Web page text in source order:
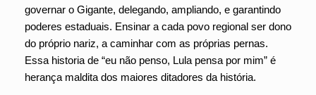
governar o Gigante, delegando, ampliando, e garantindo
poderes estaduais. Ensinar a cada povo regional ser dono
do próprio nariz, a caminhar com as próprias pernas.
Essa historia de “eu não penso, Lula pensa por mim” é
herança maldita dos maiores ditadores da história.